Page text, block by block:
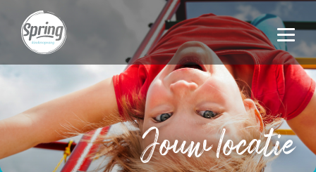
Jouw locatie